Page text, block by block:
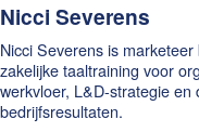
Nicci Severens
Nicci Severens is
zakelijke taaltraining voor
werkvloer, L&D-strategie
bedrijfsresultaten.